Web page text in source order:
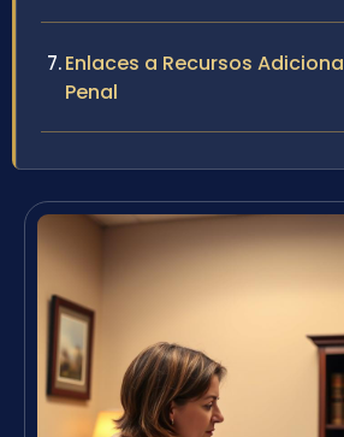
Enlaces a Recursos
Penal